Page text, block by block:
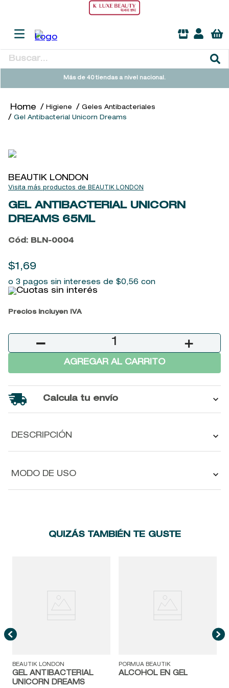
Buscar...
Más de 40 tiendas a nivel nacional.
Higiene
Geles Antibacteriales
Gel Antibacterial Unicorn Dreams
BEAUTIK LONDON
BEAUTIK LONDON
GEL ANTIBACTERIAL UNICORN
DREAMS 65ML
Cód : BLN-0004
$1 ,69
o 3 pagos sin intereses de $0,56 con
Precios incluyen IVA
＋
－
AGREGAR AL CARRITO
Calcula tu envío
DESCRIPCIÓN
MODO DE USO
QUIZÁS TAMBIÉN TE GUSTE
BEAUTIK LONDON
GEL ANTIBACTERIAL
UNICORN DREAMS
PORMUA BEAUTIK
ALCOHOL EN GEL
TÉRMINOS MÁS BUSCADOS
2 .
sol ipanema
4.
6.
woods of windsor
7.
kool beauty serum
8.
ysl
9.
baylis